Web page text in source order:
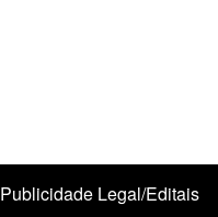
Publicidade Legal/Editais